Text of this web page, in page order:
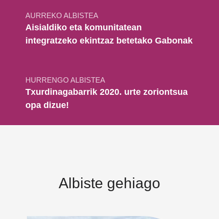
AURREKO ALBISTEA
Aisialdiko eta komunitatean
integratzeko ekintzaz betetako Gabonak
HURRENGO ALBISTEA
Txurdinagabarrik 2020. urte zoriontsua
opa dizue!
Albiste gehiago